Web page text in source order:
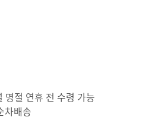
명절 연휴 전 수령 가능
차배송